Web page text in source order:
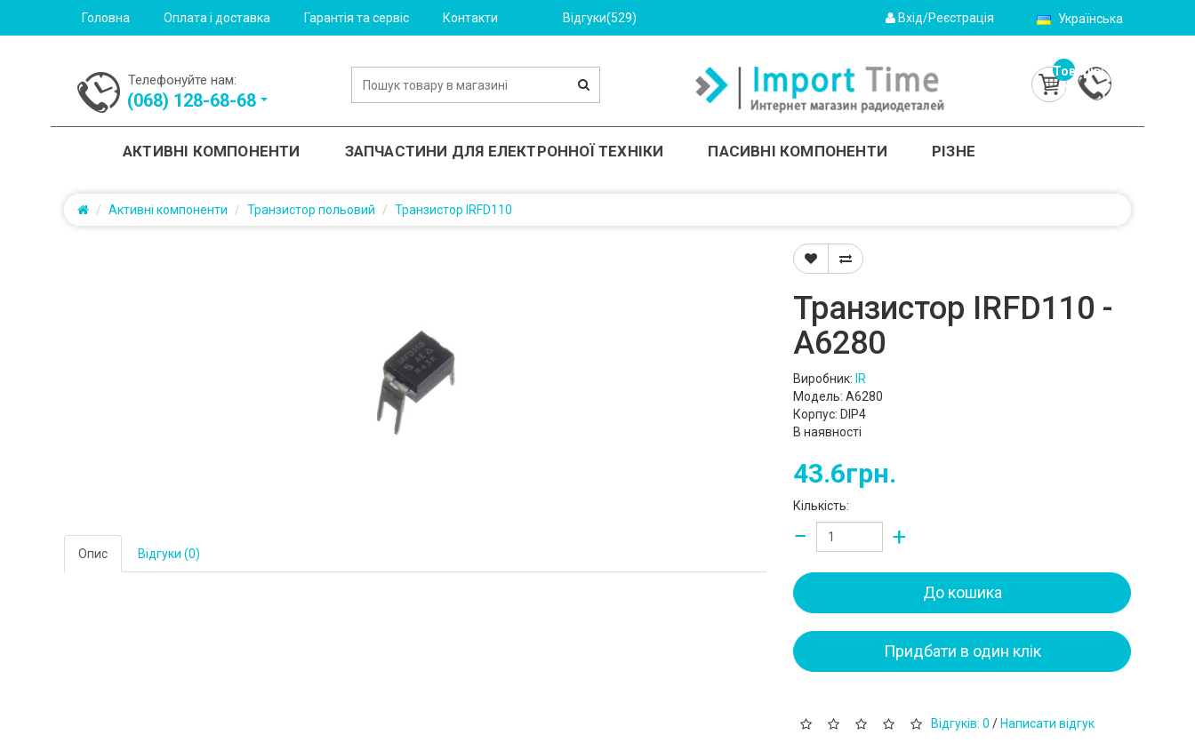
Головна Оплата і доставка Гарантія та сервіс Контакти Відгуки(529) Українська
Вхід/Реєстрація
Телефонуйте нам:
(‎068) 128-68-68
Товарів:
0
(0.0грн.)
АКТИВНІ КОМПОНЕНТИ ЗАПЧАСТИНИ ДЛЯ ЕЛЕКТРОННОЇ ТЕХНІКИ ПАСИВНІ КОМПОНЕНТИ РІЗНЕ
Активні компоненти Транзистор польовий Транзистор IRFD110
Опис Відгуки (0)
Транзистор IRFD110 -
A6280
Виробник: IR
Модель: A6280
Корпус: DIP4
В наявності
43.6грн.
Кількість:
− +
До кошика
Придбати в один клік
Відгуків: 0 / Написати відгук